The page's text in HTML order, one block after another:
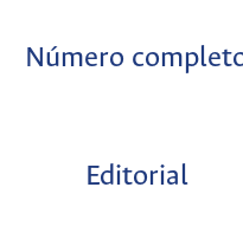
Número
Editorial